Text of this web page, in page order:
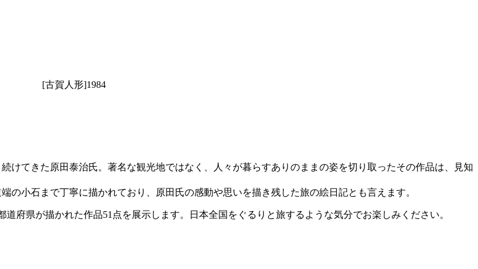
[古賀人形]1984
けてきた原田泰治氏。著名な観光地ではなく、人々が暮らすありのままの姿を切り取ったその作品は、見知
小石まで丁寧に描かれており、原田氏の感動や思いを描き残した旅の絵日記とも言えます。
府県が描かれた作品51点を展示します。日本全国をぐるりと旅するような気分でお楽しみください。